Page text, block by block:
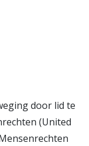
door lid te
(United